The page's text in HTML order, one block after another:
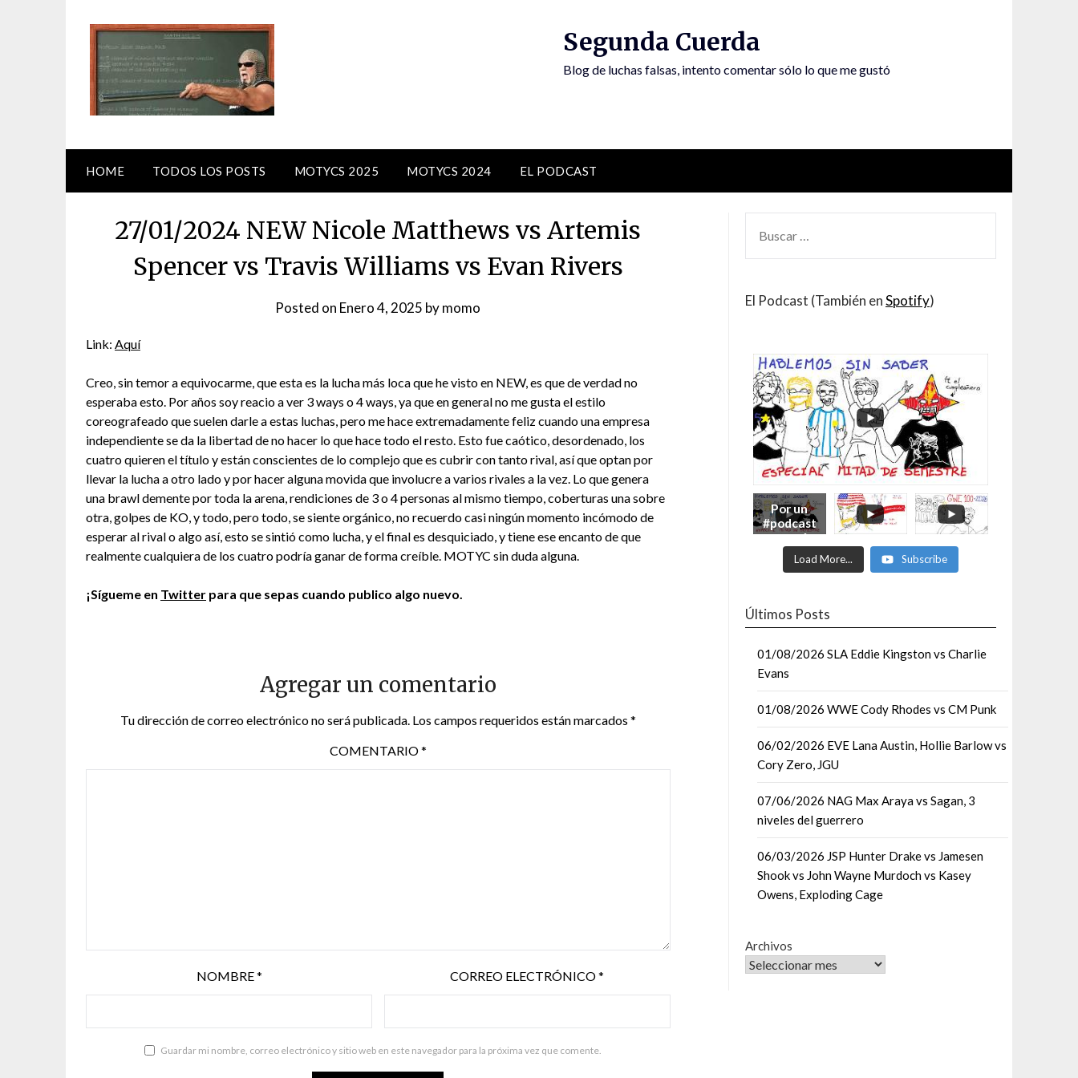
Segunda Cuerda
Blog de luchas falsas, intento comentar sólo lo que me gustó
HOME TODOS LOS POSTS MOTYCS 2025 MOTYCS 2024 EL PODCAST
27/01/2024 NEW Nicole Matthews vs Artemis
Spencer vs Travis Williams vs Evan Rivers
Posted on Enero 4, 2025 bymomo
Link: Aquí
Creo, sin temor a equivocarme, que esta es la lucha más loca que he visto en NEW, es que de verdad no
esperaba esto. Por años soy reacio a ver 3 ways o 4 ways, ya que en general no me gusta el estilo
coreografeado que suelen darle a estas luchas, pero me hace extremadamente feliz cuando una empresa
independiente se da la libertad de no hacer lo que hace todo el resto. Esto fue caótico, desordenado, los
cuatro quieren el título y están conscientes de lo complejo que es cubrir con tanto rival, así que optan por
llevar la lucha a otro lado y por hacer alguna movida que involucre a varios rivales a la vez. Lo que genera
una brawl demente por toda la arena, rendiciones de 3 o 4 personas al mismo tiempo, coberturas una sobre
otra, golpes de KO, y todo, pero todo, se siente orgánico, no recuerdo casi ningún momento incómodo de
esperar al rival o algo así, esto se sintió como lucha, y el final es desquiciado, y tiene ese encanto de que
realmente cualquiera de los cuatro podría ganar de forma creíble. MOTYC sin duda alguna.
¡Sígueme en Twitter para que sepas cuando publico algo nuevo.
Agregar un comentario
Tu dirección de correo electrónico no será publicada. Los campos requeridos están marcados *
COMENTARIO*
NOMBRE* CORREO ELECTRÓNICO*
Guardar mi nombre, correo electrónico y sitio web en este navegador para la próxima vez que comente.
POR:
El Podcast (También enSpotify)
Por un
#podcast
con más
Moonsaul
ts #93:
MITAD
DE AÑO
Load More... Subscribe
Últimos Posts
01/08/2026 SLA Eddie Kingston vs Charlie
Evans
01/08/2026 WWE Cody Rhodes vs CM Punk
06/02/2026 EVE Lana Austin, Hollie Barlow vs
Cory Zero, JGU
07/06/2026 NAG Max Araya vs Sagan, 3
niveles del guerrero
06/03/2026 JSP Hunter Drake vs Jamesen
Shook vs John Wayne Murdoch vs Kasey
Owens, Exploding Cage
Archivos